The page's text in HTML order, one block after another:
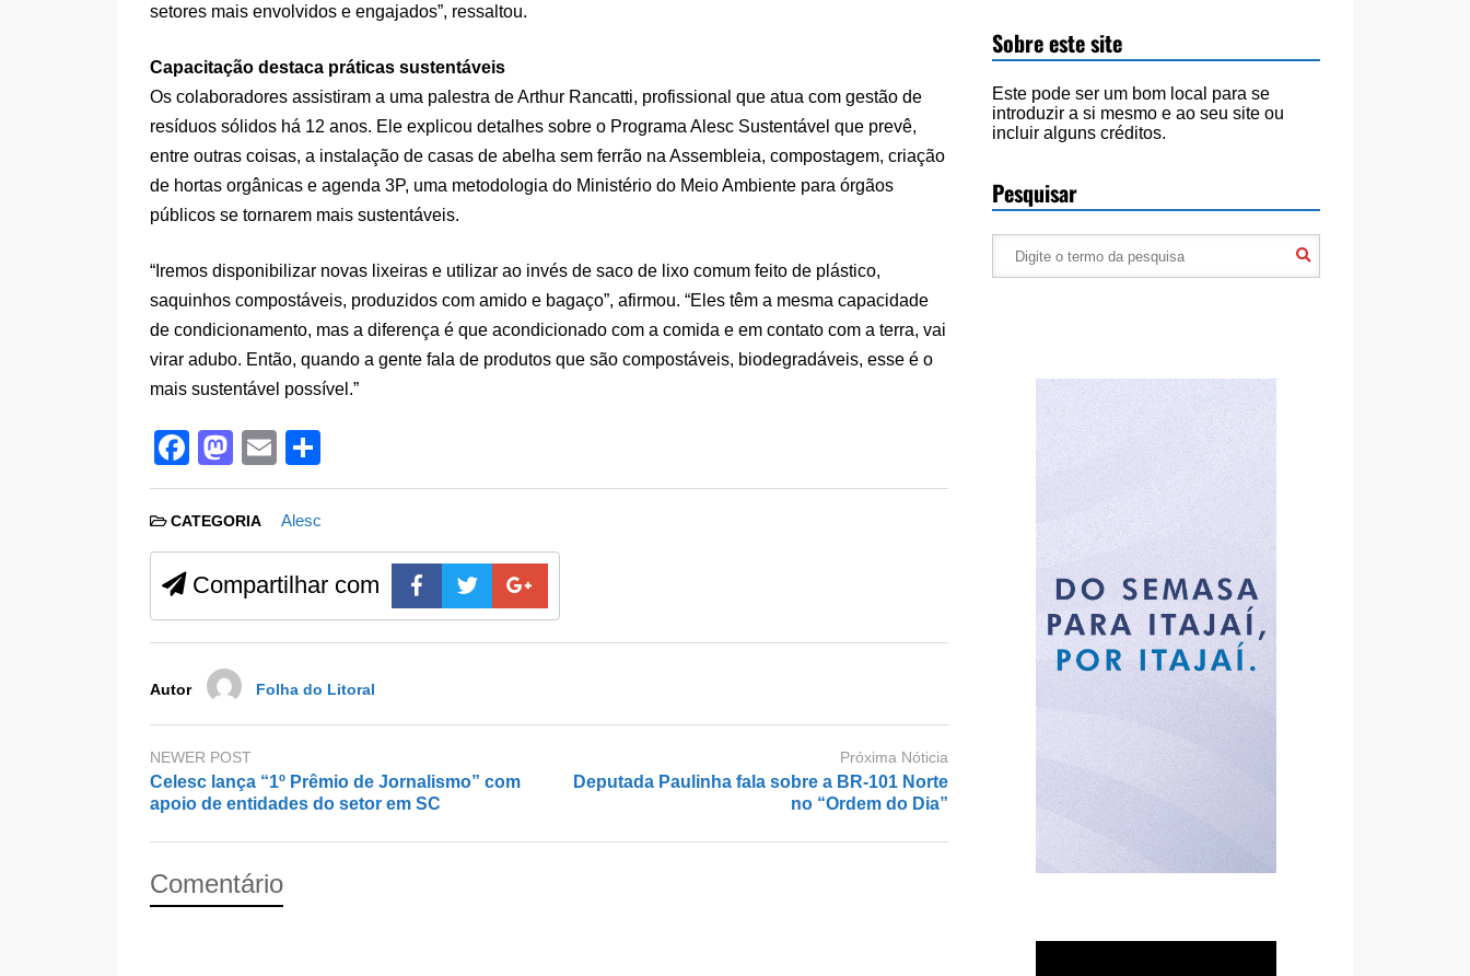
setores mais envolvidos e engajados”, ressaltou.
Capacitação destaca práticas sustentáveis
Os colaboradores assistiram a uma palestra de Arthur Rancatti, profissional que atua com gestão de
resíduos sólidos há 12 anos. Ele explicou detalhes sobre o Programa Alesc Sustentável que prevê,
entre outras coisas, a instalação de casas de abelha sem ferrão na Assembleia, compostagem, criação
de hortas orgânicas e agenda 3P, uma metodologia do Ministério do Meio Ambiente para órgãos
públicos se tornarem mais sustentáveis.
“Iremos disponibilizar novas lixeiras e utilizar ao invés de saco de lixo comum feito de plástico,
saquinhos compostáveis, produzidos com amido e bagaço”, afirmou. “Eles têm a mesma capacidade
de condicionamento, mas a diferença é que acondicionado com a comida e em contato com a terra, vai
virar adubo. Então, quando a gente fala de produtos que são compostáveis, biodegradáveis, esse é o
mais sustentável possível.”
F
a
c
e
b
o
k
M
a
st
o
d
o
E
m
ail
h
e
CATEGORIA Alesc
Compartilhar com
Autor Folha do Litoral
NEWER POST
Celesc lança “1º Prêmio de Jornalismo” com
apoio de entidades do setor em SC
Próxima Nóticia
Deputada Paulinha fala sobre a BR-101 Norte
no “Ordem do Dia”
Comentário
Sobre este site
Este pode ser um bom local para se
introduzir a si mesmo e ao seu site ou
incluir alguns créditos.
Pesquisar